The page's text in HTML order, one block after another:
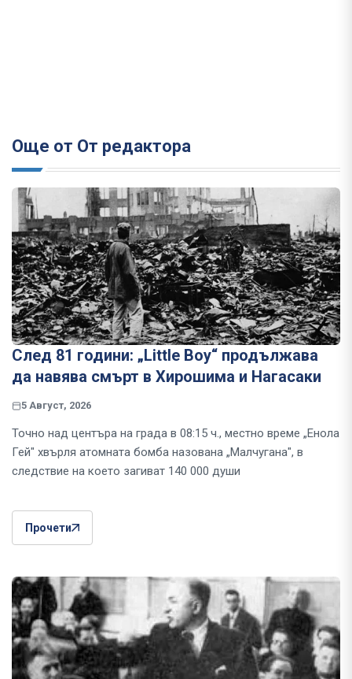
Още от От редактора
След 81 години: „Little Boy“ продължава
да навява смърт в Хирошима и Нагасаки
5 Август, 2026
Точно над центъра на града в 08:15 ч., местно време „Енола
Гей" хвърля атомната бомба назована „Малчугана", в
следствие на което загиват 140 000 души
Прочети